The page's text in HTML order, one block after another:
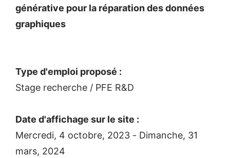
générative pour la réparation des données
graphiques
Type d'emploi proposé :
Stage recherche / PFE R&D
Date d'affichage sur le site :
Mercredi, 4 octobre, 2023 - Dimanche, 31
mars, 2024